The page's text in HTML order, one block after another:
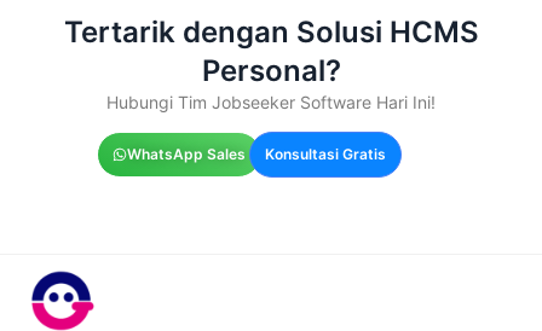
Tertarik dengan Solusi HCMS
Personal?
Hubungi Tim Jobseeker Software Hari Ini!
WhatsApp Sales Konsultasi Gratis